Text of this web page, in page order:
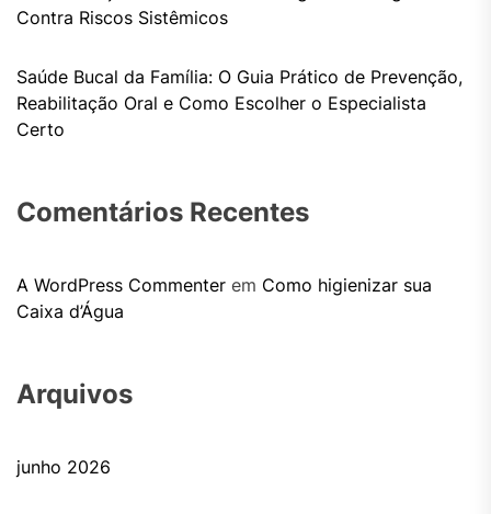
Contra Riscos Sistêmicos
Saúde Bucal da Família: O Guia Prático de Prevenção,
Reabilitação Oral e Como Escolher o Especialista
Certo
Comentários Recentes
A WordPress Commenter em Como higienizar sua
Caixa d’Água
Arquivos
junho 2026